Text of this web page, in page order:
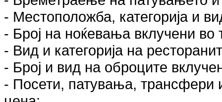
- Местоположба, категорија и
- Број на ноќевања вклучени во
- Вид и категорија на
- Број и вид на оброците
- Посети, патувања, трансфери